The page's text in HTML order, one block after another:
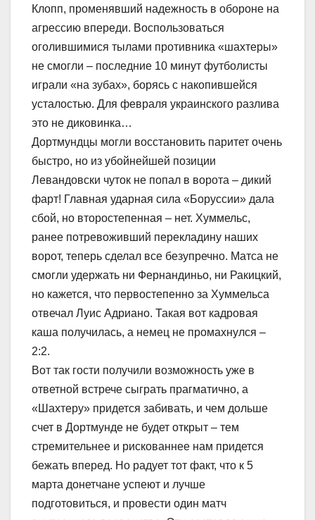
Клопп, променявший надежность в обороне на
агрессию впереди. Воспользоваться
оголившимися тылами противника «шахтеры»
не смогли – последние 10 минут футболисты
играли «на зубах», борясь с накопившейся
усталостью. Для февраля украинского разлива
это не диковинка…
Дортмундцы могли восстановить паритет очень
быстро, но из убойнейшей позиции
Левандовски чуток не попал в ворота – дикий
фарт! Главная ударная сила «Боруссии» дала
сбой, но второстепенная – нет. Хуммельс,
ранее потревоживший перекладину наших
ворот, теперь сделал все безупречно. Матса не
смогли удержать ни Фернандиньо, ни Ракицкий,
но кажется, что первостепенно за Хуммельса
отвечал Луис Адриано. Такая вот кадровая
каша получилась, а немец не промахнулся –
2:2.
Вот так гости получили возможность уже в
ответной встрече сыграть прагматично, а
«Шахтеру» придется забивать, и чем дольше
счет в Дортмунде не будет открыт – тем
стремительнее и рискованнее нам придется
бежать вперед. Но радует тот факт, что к 5
марта донетчане успеют и лучше
подготовиться, и провести один матч